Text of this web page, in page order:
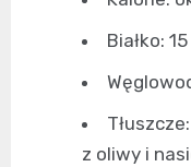
Białko:
z oliwy i